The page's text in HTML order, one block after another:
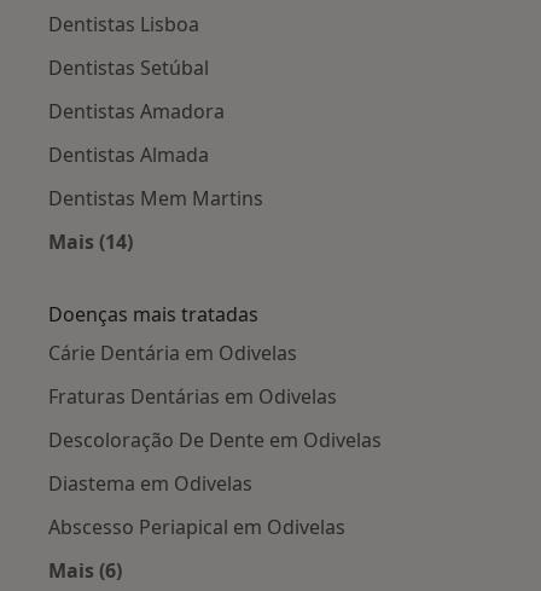
Dentistas Lisboa
Dentistas Setúbal
Dentistas Amadora
Dentistas Almada
Dentistas Mem Martins
Mais (14)
Doenças mais tratadas
Cárie Dentária em Odivelas
Fraturas Dentárias em Odivelas
Descoloração De Dente em Odivelas
Diastema em Odivelas
Abscesso Periapical em Odivelas
Mais (6)